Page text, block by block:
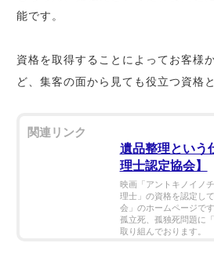
能です。
資格を取得することによってお客様
ど、集客の面から見ても役立つ資格
遺品整理という
理士認定協会】
映画「アントキノイノ
理士」の資格を認定し
会」のホームページで
孤立死、孤独死問題に
取り組んでおります。